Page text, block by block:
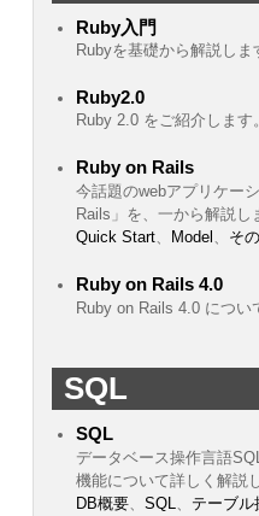
Ruby入門
Rubyを基礎から解説しま
Ruby2.0
Ruby 2.0 をご紹介します。
Ruby on Rails
今話題のwebアプリケー
Rails」を、一から解説し
Quick Start、 Model 、 そ
Ruby on Rails 4.0
Ruby on Rails 4.0 につい
SQL
SQL
データベース操作言語
機能について詳しく解説
DB概要、 SQL、 テーブル